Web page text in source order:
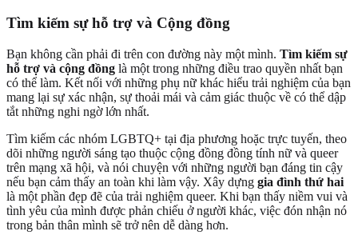
Tìm kiếm sự hỗ trợ và Cộng đồng
Bạn không cần phải đi trên con đường này một mình. Tìm kiếm sự
hỗ trợ và cộng đồng là một trong những điều trao quyền nhất bạn
có thể làm. Kết nối với những phụ nữ khác hiểu trải nghiệm của bạn
mang lại sự xác nhận, sự thoải mái và cảm giác thuộc về có thể dập
tắt những nghi ngờ lớn nhất.
Tìm kiếm các nhóm LGBTQ+ tại địa phương hoặc trực tuyến, theo
dõi những người sáng tạo thuộc cộng đồng đồng tính nữ và queer
trên mạng xã hội, và nói chuyện với những người bạn đáng tin cậy
nếu bạn cảm thấy an toàn khi làm vậy. Xây dựng gia đình thứ hai
là một phần đẹp đẽ của trải nghiệm queer. Khi bạn thấy niềm vui và
tình yêu của mình được phản chiếu ở người khác, việc đón nhận nó
trong bản thân mình sẽ trở nên dễ dàng hơn.